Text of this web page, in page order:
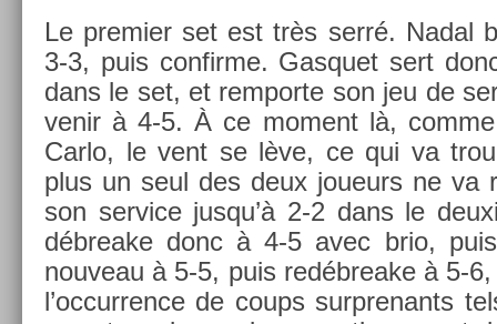
Le pre­mi­er set est très serré. Nadal
3-3, puis con­fir­me. Gas­quet sert
dans le set, et re­mpor­te son jeu de
venir à 4-5. À ce mo­ment là,
Carlo, le vent se lève, ce qui va
plus un seul des deux joueurs ne va
son ser­vice jusqu’à 2-2 dans le
débreake donc à 4-5 avec brio,
nouveau à 5-5, puis re­débreake à 5-
l’oc­curr­ence de coups sur­prenants